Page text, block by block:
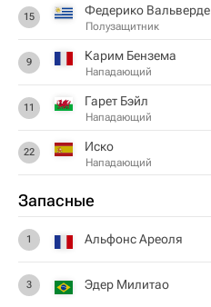
15 Федерико Вальверде
Полузащитник
9 Карим Бензема
Нападающий
11 Гарет Бэйл
Нападающий
22 Иcкo
Нападающий
Запасные
1 Альфонс Ареоля
3 Эдер Милитао